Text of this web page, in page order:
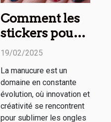
Comment les
stickers pour
ongles
la manucure
moderne
19/02/2025
La manucure est un
domaine en constante
évolution, où innovation et
créativité se rencontrent
pour sublimer les ongles